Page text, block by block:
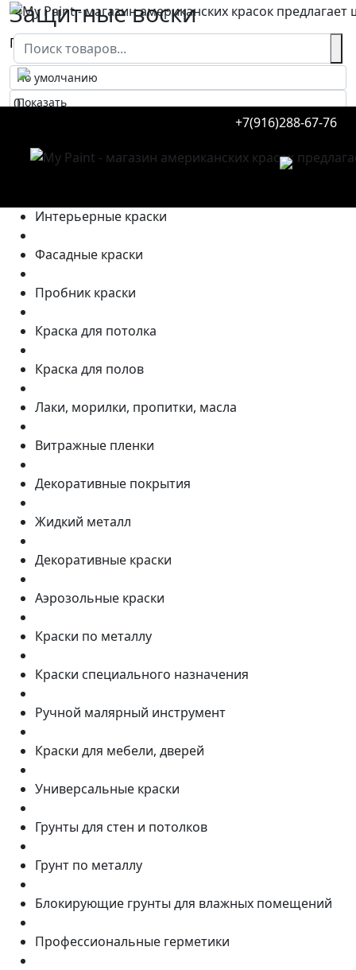
0
+7(916)288-67-76
Защитные воски
Главная Товары
Интерьерные краски
Фасадные краски
Пробник краски
Краска для потолка
Краска для полов
Лаки, морилки, пропитки, масла
Витражные пленки
Декоративные покрытия
Жидкий металл
Декоративные краски
Аэрозольные краски
Краски по металлу
Краски специального назначения
Ручной малярный инструмент
Краски для мебели, дверей
Универсальные краски
Грунты для стен и потолков
Грунт по металлу
Блокирующие грунты для влажных помещений
Профессиональные герметики